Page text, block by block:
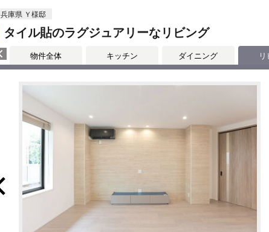
兵庫県 Ｙ様邸
タイル貼のラグジュアリーなリビング
物件全体 キッチン ダイニング